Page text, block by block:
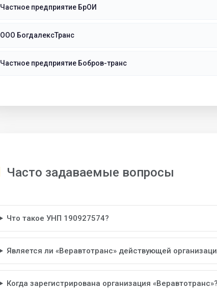
Частное предприятие БрОИ
ООО БогдалексТранс
Частное предприятие Бобров-транс
Часто задаваемые вопросы
Что такое УНП 190927574?
Является ли «Веравтотранс» действующей
Когда зарегистрирована организация «Веравтотранс»?